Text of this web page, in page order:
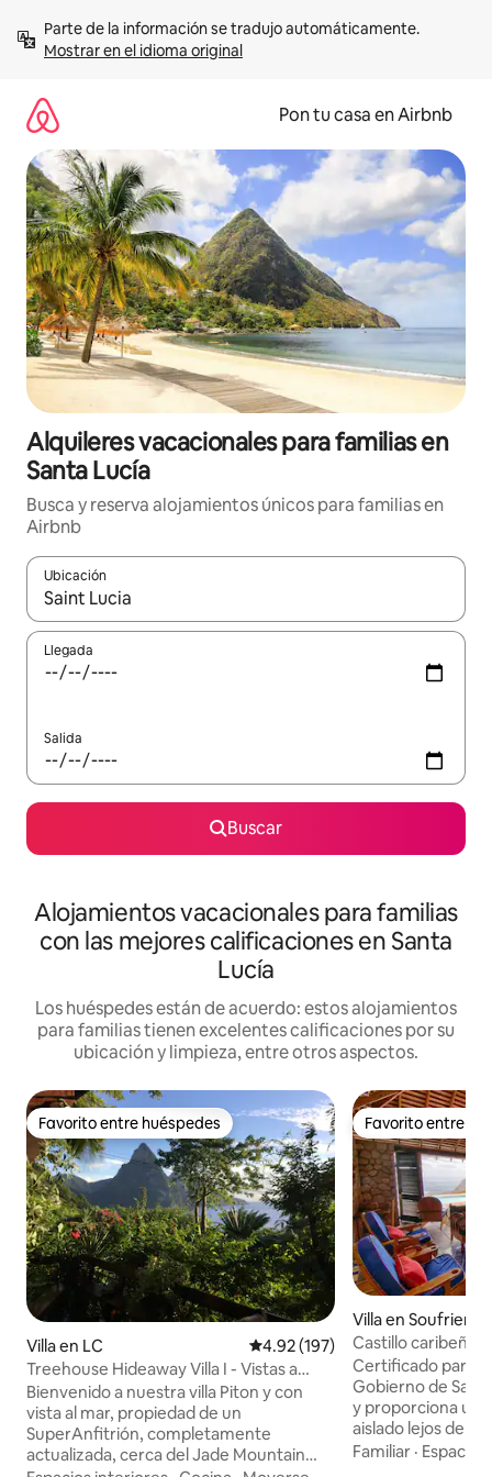
contenidoMostrar en el idioma original
Pon tu casa en Airbnb
Alquileres vacacionales para familias en
Santa Lucía
Busca y reserva alojamientos únicos para familias en
Airbnb
Ubicación
Cuando los resultados estén disponibles, navega con las
Llegada
Salida
Buscar
Alojamientos vacacionales para familias
con las mejores calificaciones en Santa
Lucía
Los huéspedes están de acuerdo: estos alojamientos
para familias tienen excelentes calificaciones por su
ubicación y limpieza, entre otros aspectos.
Favorito entre huéspedes
Favorito entre huéspedes
Villa en LC Calificación promedio: 4.92 de
4.92 (197)
Treehouse Hideaway Villa I - Vistas a
Pitons y al mar
Bienvenido a nuestra villa Piton y con
vista al mar, propiedad de un
SuperAnfitrión, completamente
actualizada, cerca del Jade Mountain
Favorito entre
Favorito entre
Villa en Soufriere
Castillo caribeño
Certificado para
Gobierno de
y proporciona un
aislado lejos de
Ofrecemos
Familiar ·